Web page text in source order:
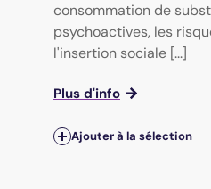
consommation de
psychoactives, les
l'insertion sociale [...]
Plus d'info
Ajouter à la sélection